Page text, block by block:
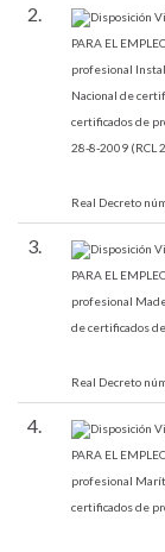
2.
PARA EL
profesional
Nacional de
certificados de
28-8-2009 (RCL
Real Decreto
3.
PARA EL
profesional
de certificados
Real Decreto
4.
PARA EL
profesional
certificados de